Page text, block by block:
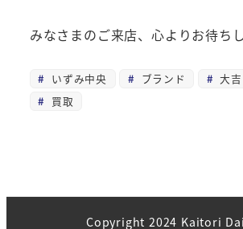
みなさまのご来店、心よりお待ち
いずみ中央 ブランド 大吉
買取
Copyright 2024 Kaitori